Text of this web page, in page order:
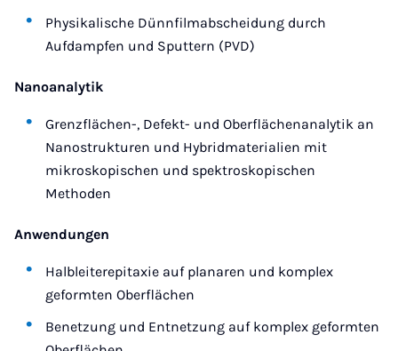
Physikalische Dünnfilmabscheidung durch
Aufdampfen und Sputtern (PVD)
Nanoanalytik
Grenzflächen-, Defekt- und Oberflächenanalytik an
Nanostrukturen und Hybridmaterialien mit
mikroskopischen und spektroskopischen
Methoden
Anwendungen
Halbleiterepitaxie auf planaren und komplex
geformten Oberflächen
Benetzung und Entnetzung auf komplex geformten